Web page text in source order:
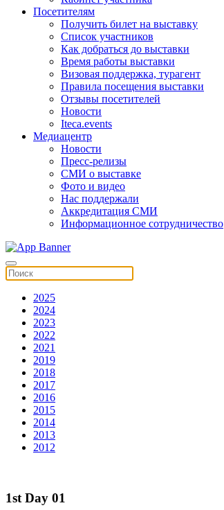
Посетителям
Получить билет на выставку
Список участников
Как добраться до выставки
Время работы выставки
Визовая поддержка, турагент
Правила посещения выставки
Отзывы посетителей
Новости
Iteca.events
Медиацентр
Новости
Пресс-релизы
СМИ о выставке
Фото и видео
Нас поддержали
Аккредитация СМИ
Информационное сотрудничество
2025
2024
2023
2022
2021
2019
2018
2017
2016
2015
2014
2013
2012
1st Day 01